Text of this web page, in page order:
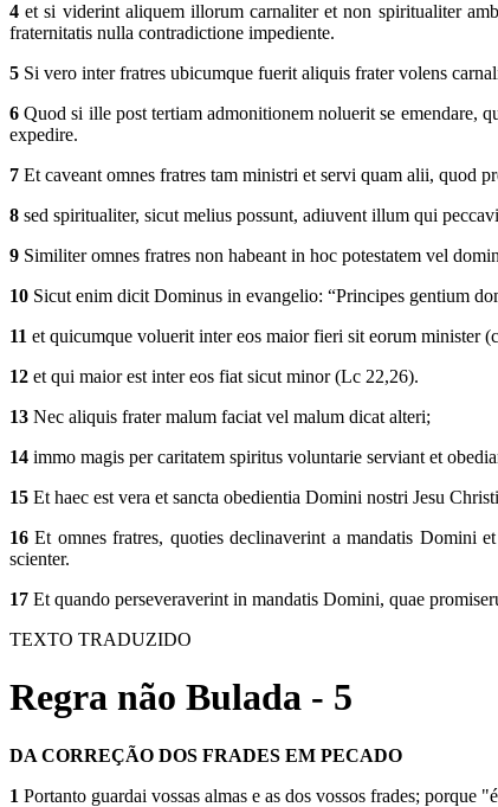
4 et si viderint aliquem illorum carnaliter et non spiritualiter
fraternitatis nulla contradictione impediente.
5 Si vero inter fratres ubicumque fuerit aliquis frater volens
6 Quod si ille post tertiam admonitionem noluerit se emendare,
expedire.
7 Et caveant omnes fratres tam ministri et servi quam alii, quod
8 sed spiritualiter, sicut melius possunt, adiuvent illum qui
9 Similiter omnes fratres non habeant in hoc potestatem vel
10 Sicut enim dicit Dominus in evangelio: “Principes gentium
11 et quicumque voluerit inter eos maior fieri sit eorum minister
12 et qui maior est inter eos fiat sicut minor (Lc 22,26).
13 Nec aliquis frater malum faciat vel malum dicat alteri;
14 immo magis per caritatem spiritus voluntarie serviant et
15 Et haec est vera et sancta obedientia Domini nostri Jesu
16 Et omnes fratres, quoties declinaverint a mandatis Domini
scienter.
17 Et quando perseveraverint in mandatis Domini, quae
TEXTO TRADUZIDO
Regra não Bulada - 5
DA CORREÇÃO DOS FRADES EM PECADO
1 Portanto guardai vossas almas e as dos vossos frades;